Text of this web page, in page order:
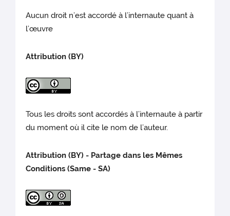
Aucun droit n’est accordé à l’internaute quant à
l’œuvre
Attribution (BY)
Tous les droits sont accordés à l’internaute à partir
du moment où il cite le nom de l’auteur.
Attribution (BY) - Partage dans les Mêmes
Conditions (Same - SA)